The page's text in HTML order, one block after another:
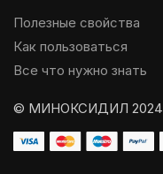
Полезные свойства
Как пользоваться
Все что нужно знать
© МИНОКСИДИЛ 2024